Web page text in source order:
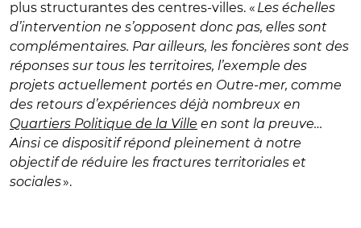
plus structurantes des centres-villes. « Les échelles
d’intervention ne s’opposent donc pas, elles sont
complémentaires. Par ailleurs, les foncières sont des
réponses sur tous les territoires, l’exemple des
projets actuellement portés en Outre-mer, comme
des retours d’expériences déjà nombreux en
Quartiers Politique de la Ville en sont la preuve…
Ainsi ce dispositif répond pleinement à notre
objectif de réduire les fractures territoriales et
sociales».